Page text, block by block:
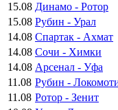
15.08 Динамо - Ротор
15.08 Рубин - Урал
14.08 Спартак - Ахмат
14.08 Сочи - Химки
14.08 Арсенал - Уфа
11.08 Рубин -
11.08 Ротор - Зенит